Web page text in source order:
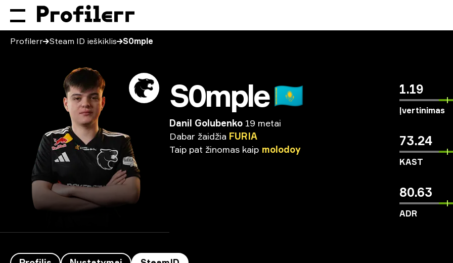
Profilerr Steam ID ieškiklis S0mple
S0mple🇰🇿
Danil Golubenko 19 metai
Dabar žaidžia FURIA
Taip pat žinomas kaip molodoy
1.19
Įvertinimas
73.24
KAST
80.63
ADR